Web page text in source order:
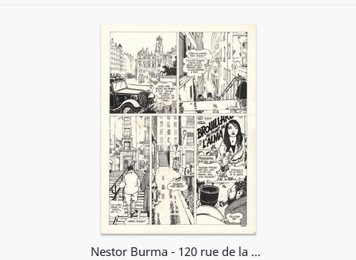
Nestor Burma - 120 rue de la Gare